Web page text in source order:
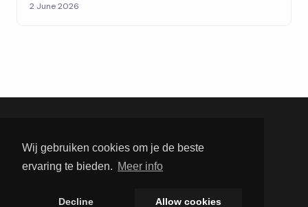
Wij gebruiken cookies om je de beste
ervaring te bieden. Meer info
Decline Allow cookies
2 June 2026
Men's Lifestyle